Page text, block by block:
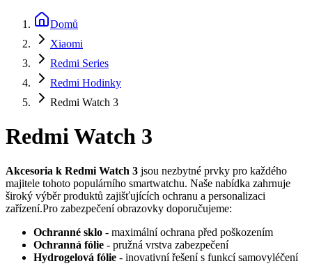
Domů
Xiaomi
Redmi Series
Redmi Hodinky
Redmi Watch 3
Redmi Watch 3
Akcesoria k Redmi Watch 3 jsou nezbytné prvky pro každého
majitele tohoto populárního smartwatchu. Naše nabídka zahrnuje
široký výběr produktů zajišťujících ochranu a personalizaci
zařízení.Pro zabezpečení obrazovky doporučujeme:
Ochranné sklo - maximální ochrana před poškozením
Ochranná fólie - pružná vrstva zabezpečení
Hydrogelová fólie - inovativní řešení s funkcí samovyléčení